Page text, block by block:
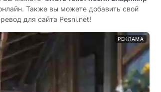
Также вы можете добавить свой
для сайта Pesni.net!
РЕКЛАМА